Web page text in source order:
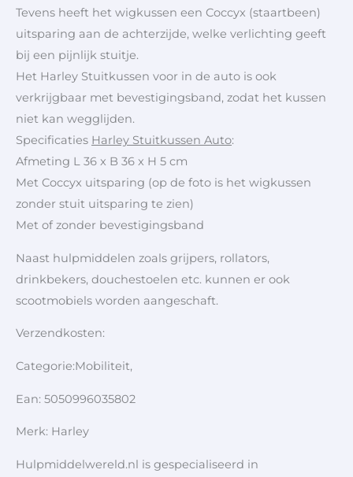
Tevens heeft het wigkussen een Coccyx (staartbeen)
uitsparing aan de achterzijde, welke verlichting geeft
bij een pijnlijk stuitje.
Het Harley Stuitkussen voor in de auto is ook
verkrijgbaar met bevestigingsband, zodat het kussen
niet kan wegglijden.
Specificaties Harley Stuitkussen Auto:
Afmeting L 36 x B 36 x H 5 cm
Met Coccyx uitsparing (op de foto is het wigkussen
zonder stuit uitsparing te zien)
Met of zonder bevestigingsband
Naast hulpmiddelen zoals grijpers, rollators,
drinkbekers, douchestoelen etc. kunnen er ook
scootmobiels worden aangeschaft.
Verzendkosten:
Categorie:Mobiliteit,
Ean: 5050996035802
Merk: Harley
Hulpmiddelwereld.nl is gespecialiseerd in